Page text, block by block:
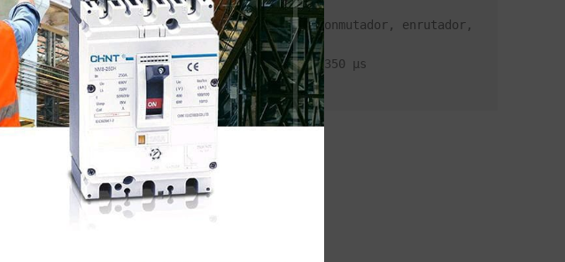
@2024
ISDN y sistema VoIP (por ejemplo, conmutador, enrutador,
μs y corriente de rayo de hasta 1,0 kA 10/350 μs
de 8 hilos.